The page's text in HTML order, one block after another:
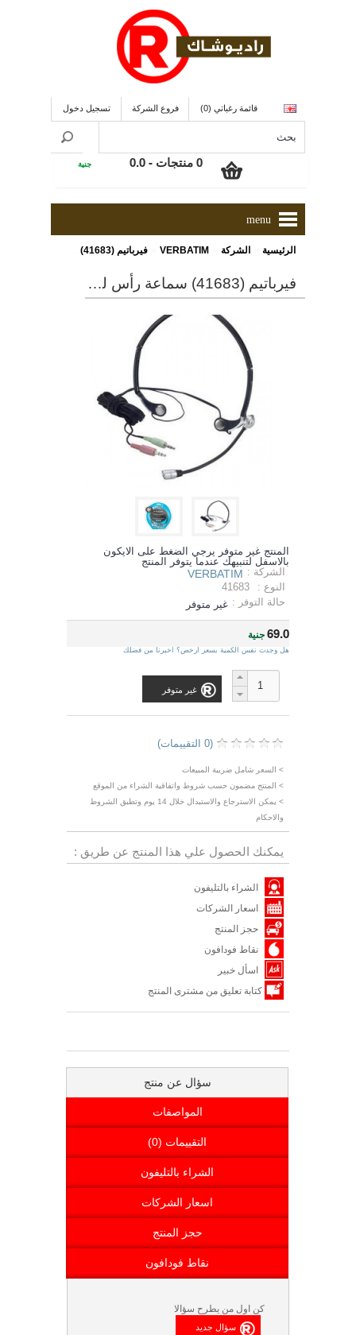
قائمة رغباتي (0) فروع الشركة تسجيل دخول
0 منتجات - 0.0 جنية
menu
الرئيسية الشركة VERBATIM فيرباتيم (41683) سماعة رأس للكمبيوتر
فيرباتيم (41683) سماعة رأس للكمبيوتر
المنتج غير متوفر يرجي الضغط على الايكون
بالاسفل لتنبيهك عندما يتوفر المنتج
الشركة : VERBATIM
النوع :
41683
حالة التوفر : غير متوفر
69.0جنية
هل وجدت نفس الكمية بسعر ارخص؟ اخبرنا من فضلك
غير متوفر
(0 التقييمات)
> السعر شامل ضريبة المبيعات
> المنتج مضمون حسب شروط واتفاقية الشراء من الموقع
> يمكن الاسترجاع والاستبدال خلال 14 يوم وتطبق الشروط
والاحكام
يمكنك الحصول علي هذا المنتج عن طريق :
الشراء بالتليفون
اسعار الشركات
حجز المنتج
نقاط فودافون
اسأل خبير
كتابة تعليق من مشترى المنتج
سؤال عن منتج
المواصفات
التقييمات (0)
الشراء بالتليفون
اسعار الشركات
حجز المنتج
نقاط فودافون
كن اول من يطرح سؤالا